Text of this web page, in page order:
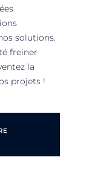
solutions.
freiner
la
projets !